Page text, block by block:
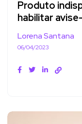
Produto
habilitar
Lorena Santana
06/04/2023